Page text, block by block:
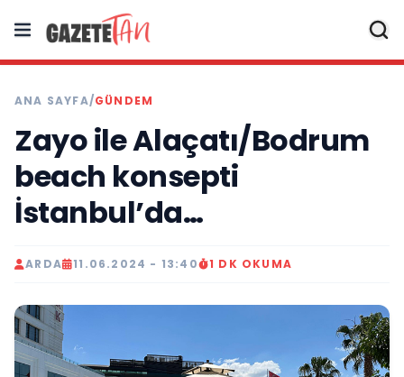
ANA SAYFA/GÜNDEM
Zayo ile Alaçatı/Bodrum
beach konsepti
İstanbul’da…
ARDA 11.06.2024 - 13:40 1 DK OKUMA